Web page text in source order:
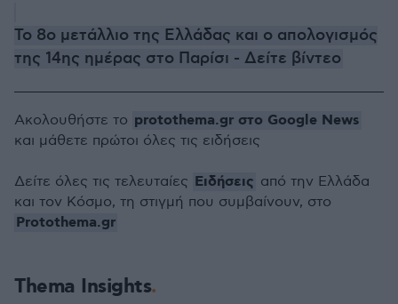
Το 8ο μετάλλιο της Ελλάδας και ο απολογισμός
της 14ης ημέρας στο Παρίσι - Δείτε βίντεο
Thema Insights
Ακολουθήστε το protothema.gr στο Google News
και μάθετε πρώτοι όλες τις ειδήσεις
Δείτε όλες τις τελευταίες Ειδήσεις από την Ελλάδα
και τον Κόσμο, τη στιγμή που συμβαίνουν, στο
Protothema.gr